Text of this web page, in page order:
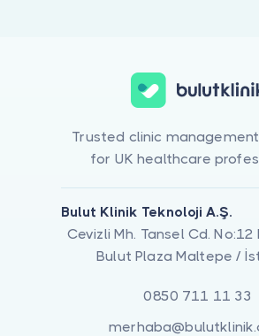
Trusted clinic
for UK healthcare
Bulut Klinik Teknoloji A.Ş.
Cevizli Mh. Tansel Cd. No:12
Bulut Plaza Maltepe /
0850 711 11 33